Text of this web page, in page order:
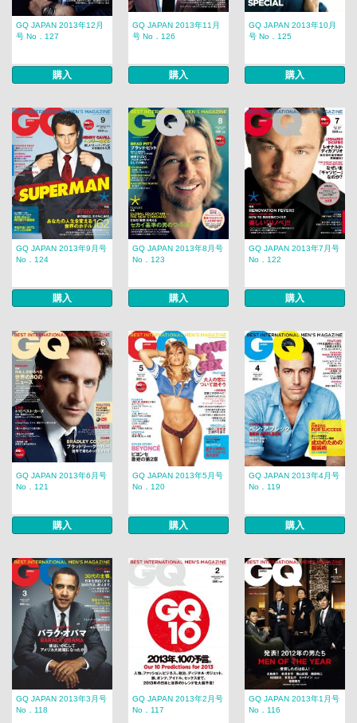
GQ JAPAN 2013年12月
号 No．127
購入
GQ JAPAN 2013年11月
号 No．126
購入
GQ JAPAN 2013年10月
号 No．125
購入
GQ JAPAN 2013年9月号
No．124
購入
GQ JAPAN 2013年8月号
No．123
購入
GQ JAPAN 2013年7月号
No．122
購入
GQ JAPAN 2013年6月号
No．121
購入
GQ JAPAN 2013年5月号
No．120
購入
GQ JAPAN 2013年4月号
No．119
購入
GQ JAPAN 2013年3月号
No．118
GQ JAPAN 2013年2月号
No．117
GQ JAPAN 2013年1月号
No．116